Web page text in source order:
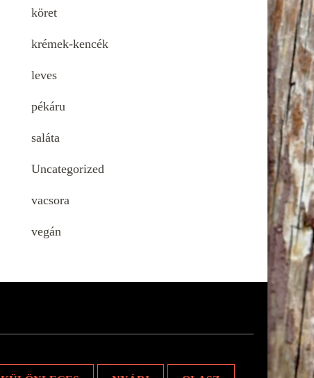
köret
krémek-kencék
leves
pékáru
saláta
Uncategorized
vacsora
vegán